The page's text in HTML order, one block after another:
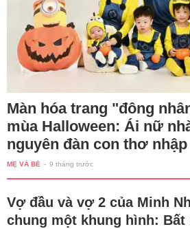
Màn hóa trang "đông
mùa Halloween: Ái nữ
nguyên đàn con thơ
MẸ VÀ BÉ - 9 tháng trước
Vợ đầu và vợ 2 của Minh
chung một khung hình: